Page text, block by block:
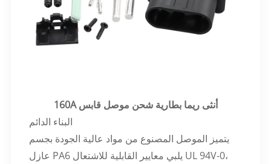
160A أنثى ريما بطارية شحن موصل قابس
البناء الدائم
يتميز الموصل المصنوع من مواد عالية الجودة بجسم
عازل PA6 يلبي معايير القابلية للاشتعال UL 94V-0،